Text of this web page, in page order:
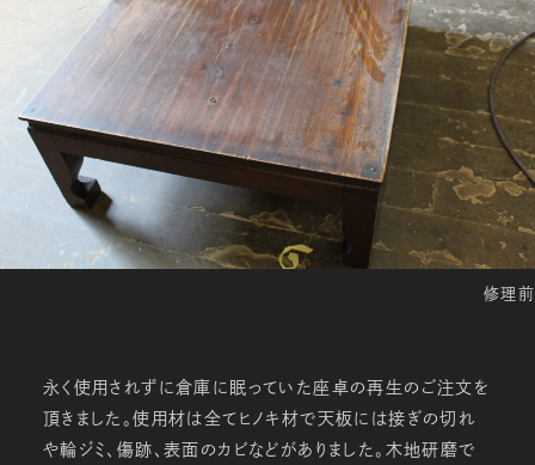
修理前
永く使用されずに倉庫に眠っていた座卓の再生のご注文を
頂きました。使用材は全てヒノキ材で天板には接ぎの切れ
や輪ジミ、傷跡、表面のカビなどがありました。木地研磨で